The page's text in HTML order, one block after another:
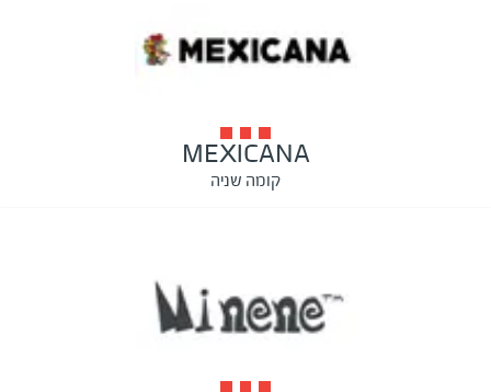
MEXICANA
קומה שניה